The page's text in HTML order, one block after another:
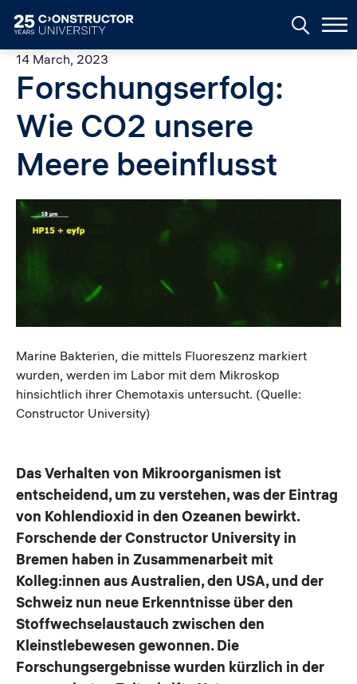
14 March, 2023
Forschungserfolg:
Wie CO2 unsere
Meere beeinflusst
Image
Caption
Marine Bakterien, die mittels Fluoreszenz markiert
wurden, werden im Labor mit dem Mikroskop
hinsichtlich ihrer Chemotaxis untersucht. (Quelle:
Constructor University)
Das Verhalten von Mikroorganismen ist
entscheidend, um zu verstehen, was der Eintrag
von Kohlendioxid in den Ozeanen bewirkt.
Forschende der Constructor University in
Bremen haben in Zusammenarbeit mit
Kolleg:innen aus Australien, den USA, und der
Schweiz nun neue Erkenntnisse über den
Stoffwechselaustauch zwischen den
Kleinstlebewesen gewonnen. Die
Forschungsergebnisse wurden kürzlich in der